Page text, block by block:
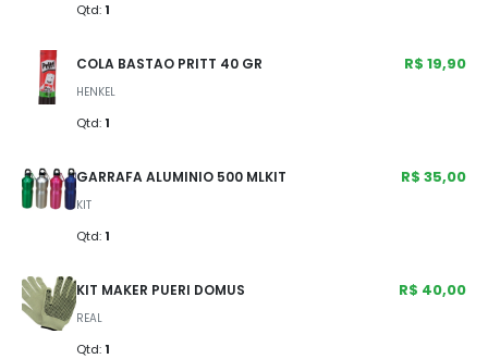
Qtd: 1
COLA BASTAO PRITT 40 GR
HENKEL
Qtd: 1
R$ 19,90
GARRAFA ALUMINIO 500 MLKIT
KIT
Qtd: 1
R$ 35,00
KIT MAKER PUERI DOMUS
REAL
Qtd: 1
R$ 40,00